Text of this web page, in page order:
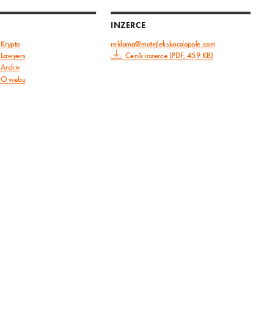
Krypto
Lawyers
Archiv
O webu
INZERCE
reklama@motejlekskocdopole.com
Ceník inzerce (PDF, 459 KB)